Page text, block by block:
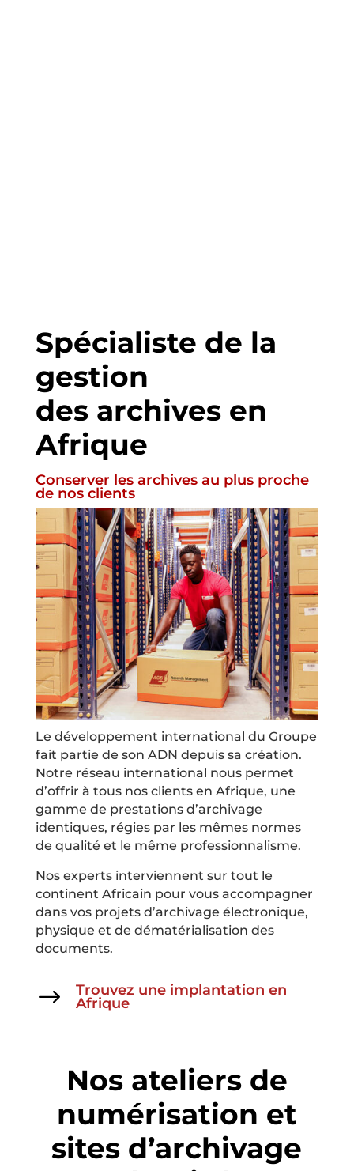
Spécialiste de la
gestion
des archives en
Afrique
Conserver les archives au plus proche
de nos clients
Le développement international du Groupe
fait partie de son ADN depuis sa création.
Notre réseau international nous permet
d’offrir à tous nos clients en Afrique, une
gamme de prestations d’archivage
identiques, régies par les mêmes normes
de qualité et le même professionnalisme.
Nos experts interviennent sur tout le
continent Africain pour vous accompagner
dans vos projets d’archivage électronique,
physique et de dématérialisation des
documents.
$
Trouvez une implantation en
Afrique
Nos ateliers de
numérisation et
sites d’archivage